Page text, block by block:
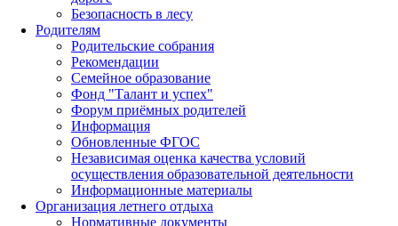
Безопасность в лесу
Родителям
Родительские собрания
Рекомендации
Семейное образование
Фонд "Талант и успех"
Форум приёмных родителей
Информация
Обновленные ФГОС
Независимая оценка качества условий
осуществления образовательной деятельности
Информационные материалы
Организация летнего отдыха
Нормативные документы